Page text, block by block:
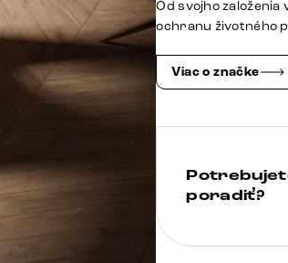
Od svojho
ochranu životného
Viac o značke
poradiť?